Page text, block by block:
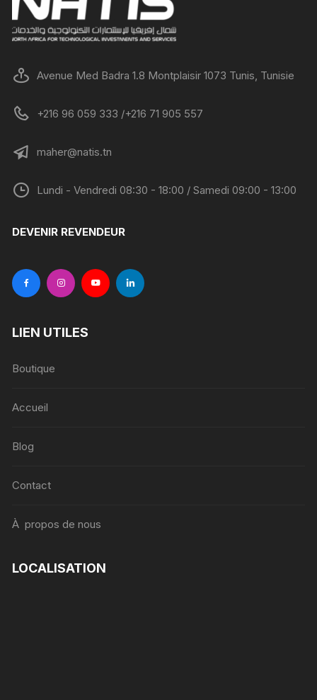
Avenue Med Badra 1.8 Montplaisir 1073 Tunis, Tunisie
+216 96 059 333 /+216 71 905 557
maher@natis.tn
Lundi - Vendredi 08:30 - 18:00 / Samedi 09:00 - 13:00
DEVENIR REVENDEUR
LIEN UTILES
Boutique
Accueil
Blog
Contact
À propos de nous
LOCALISATION